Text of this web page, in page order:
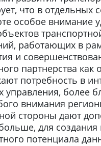
что в отдельных
особое внимание
работающих в
и
партнерства как
потребность в
более
внимания
стороны дают
для
потенциала